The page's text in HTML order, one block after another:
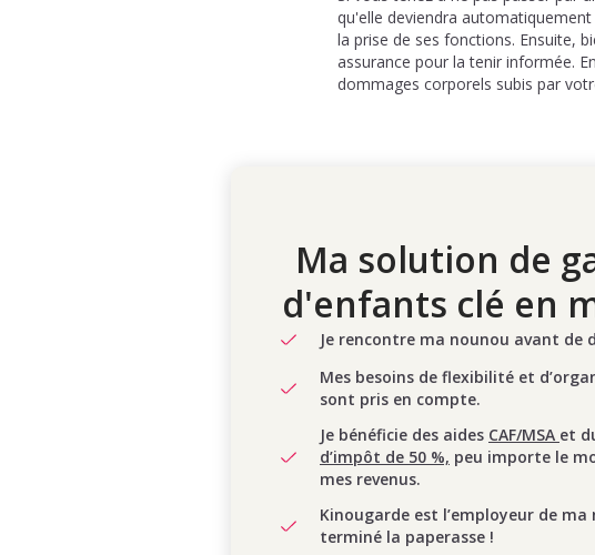
qu'elle deviendra
la prise de ses fonctions. Ensuite,
assurance pour la tenir informée.
dommages corporels subis par
Ma solution de
d'enfants clé en
Je rencontre ma nounou avant de
Mes besoins de flexibilité et
sont pris en compte.
Je bénéficie des aides CAF/MSA et
d’impôt de 50 %, peu importe le
mes revenus.
Kinougarde est l’employeur de ma
terminé la paperasse !